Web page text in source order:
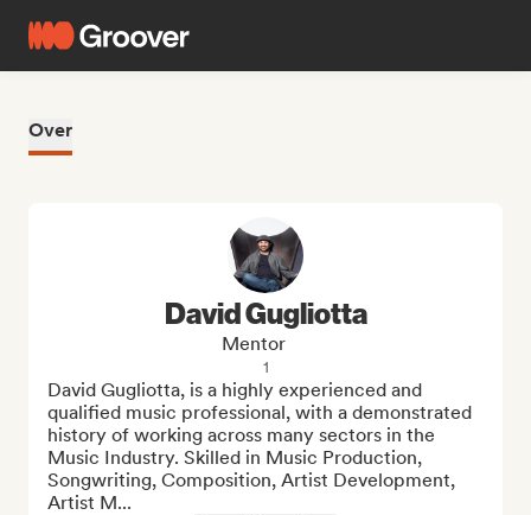
Over
David Gugliotta
Mentor
1
David Gugliotta, is a highly experienced and
qualified music professional, with a demonstrated
history of working across many sectors in the
Music Industry. Skilled in Music Production,
Songwriting, Composition, Artist Development,
Artist M...